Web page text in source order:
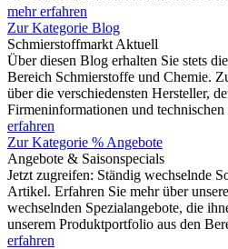
mehr erfahren
Zur Kategorie Blog
Schmierstoffmarkt Aktuell
Über diesen Blog erhalten Sie stets
Bereich Schmierstoffe und Chemie.
über die verschiedensten Hersteller,
Firmeninformationen und
erfahren
Zur Kategorie % Angebote
Angebote & Saisonspecials
Jetzt zugreifen: Ständig wechselnde
Artikel. Erfahren Sie mehr über
wechselnden Spezialangebote, die
unserem Produktportfolio aus den
erfahren